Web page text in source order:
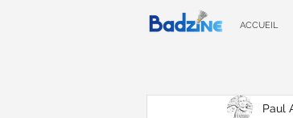
ACCUEIL
Paul